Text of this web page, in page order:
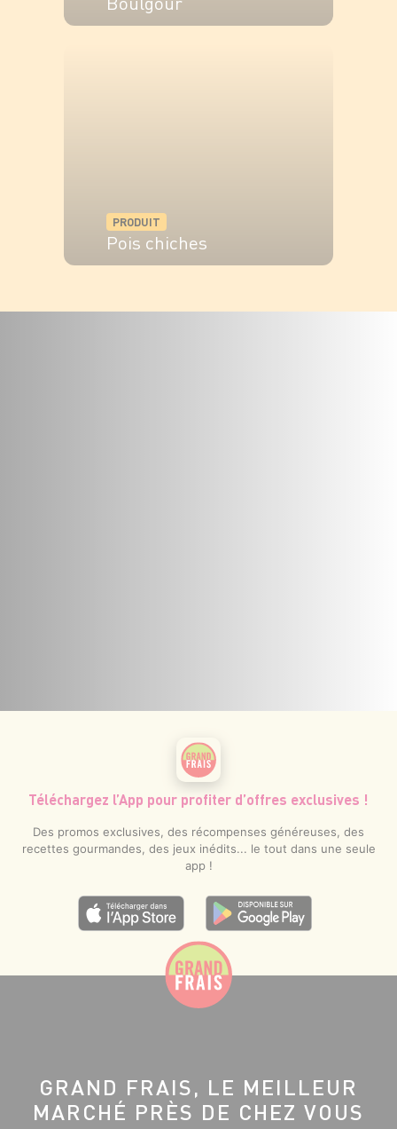
PRODUIT
Pois chiches
Téléchargez l’App pour profiter d’offres exclusives !
Des promos exclusives, des récompenses généreuses, des
recettes gourmandes, des jeux inédits... le tout dans une seule
app !
GRAND FRAIS, LE MEILLEUR
MARCHÉ PRÈS DE CHEZ VOUS